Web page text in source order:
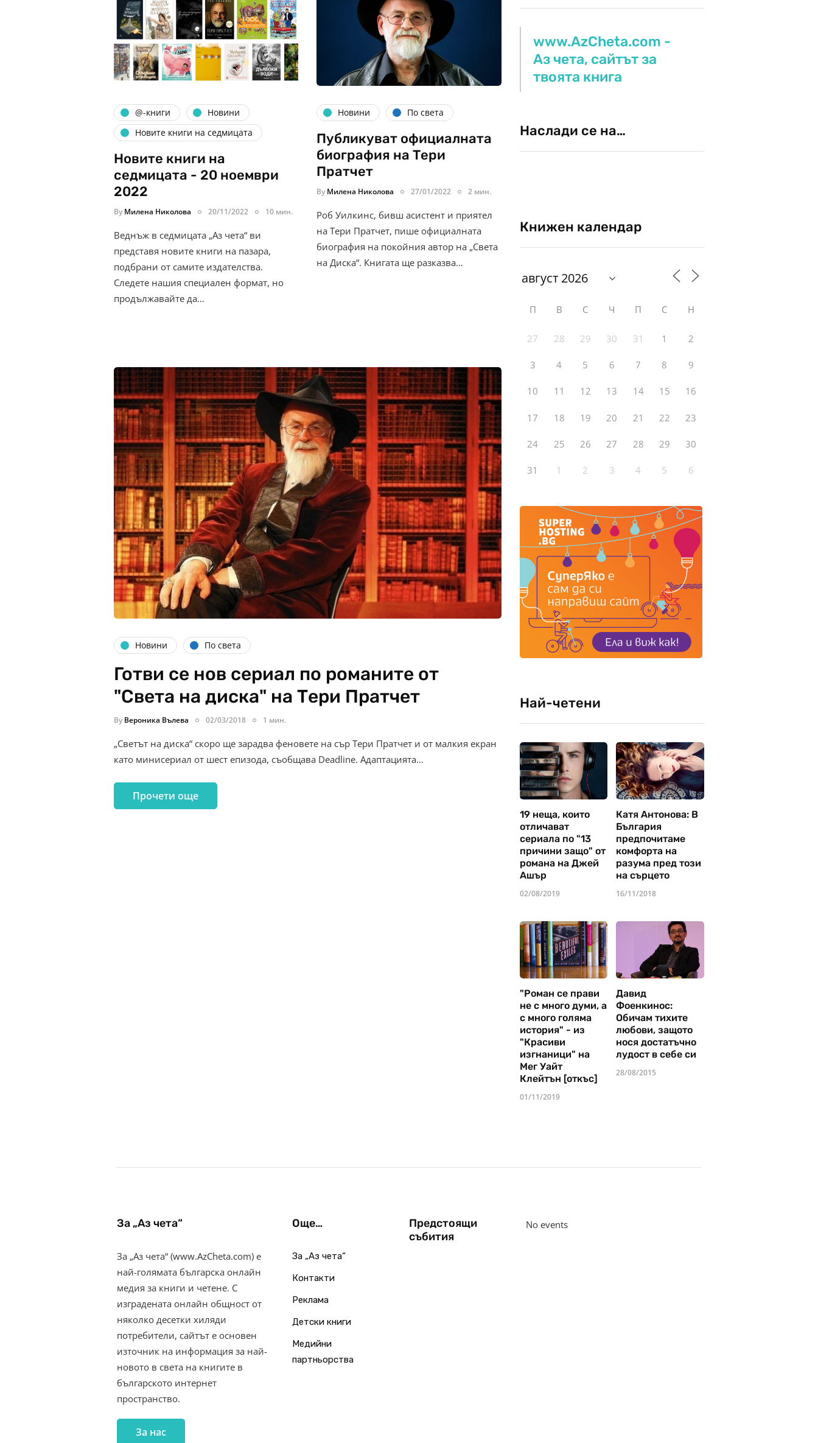
@-книги
Новини
Новите книги на седмицата
Новите книги на
седмицата - 20 ноември
2022
By Милена Николова 20/11/2022 10 мин.
Веднъж в седмицата „Аз чета“ ви
представя новите книги на пазара,
подбрани от самите издателства.
Следете нашия специален формат, но
продължавайте да…
Новини По света
Публикуват официалната
биография на Тери
Пратчет
By Милена Николова 27/01/2022 2 мин.
Роб Уилкинс, бивш асистент и приятел
на Тери Пратчет, пише официалната
биография на покойния автор на „Света
на Диска“. Книгата ще разказва…
Новини По света
Готви се нов сериал по романите от
"Света на диска" на Тери Пратчет
By Вероника Вълева 02/03/2018 1 мин.
„Светът на диска“ скоро ще зарадва феновете на сър Тери Пратчет и от малкия екран
като минисериал от шест епизода, съобщава Deadline. Адаптацията…
Прочети още
www.AzCheta.com -
Аз чета, сайтът за
твоята книга
Наслади се на…
Книжен календар
П В С Ч П С Н
27 28 29 30 31 1 2
3 4 5 6 7 8 9
10 11 12 13 14 15 16
17 18 19 20 21 22 23
24 25 26 27 28 29 30
31 1 2 3 4 5 6
Най-четени
19 неща, които
отличават
сериала по "13
причини защо" от
романа на Джей
Ашър
02/08/2019
Катя Антонова: В
България
предпочитаме
комфорта на
разума пред този
на сърцето
16/11/2018
"Роман се прави
не с много думи, а
с много голяма
история" - из
"Красиви
изгнаници" на
Мег Уайт
Клейтън [откъс]
01/11/2019
Давид
Фоенкинос:
Обичам тихите
любови, защото
нося достатъчно
лудост в себе си
28/08/2015
За „Аз чета“
За „Аз чета“ (www.AzCheta.com) е
най-голямата българска онлайн
медия за книги и четене. С
изградената онлайн общност от
няколко десетки хиляди
потребители, сайтът е основен
източник на информация за най-
новото в света на книгите в
българското интернет
пространство.
За нас
Още…
За „Аз чета“
Контакти
Реклама
Детски книги
Медийни
партньорства
Предстоящи
събития
No events